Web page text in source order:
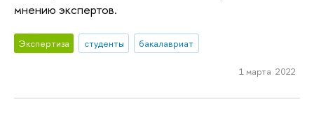
мнению экспертов.
Экспертиза студенты бакалавриат
1 марта 2022